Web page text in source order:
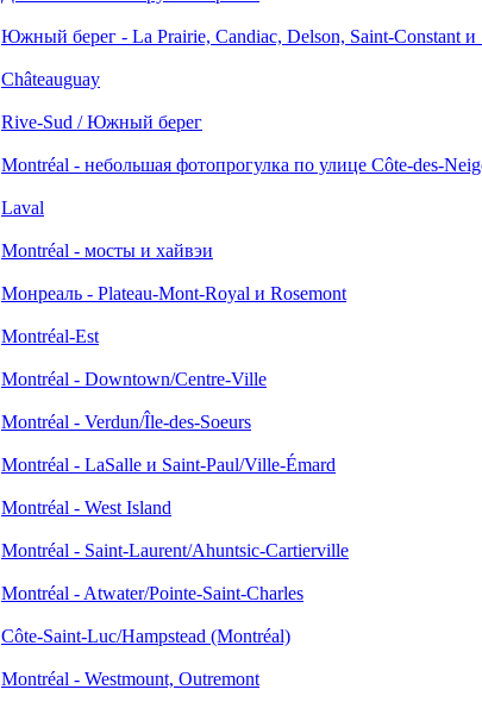
Южный берег - La Prairie, Candiac, Delson, Saint-Constant и
Châteauguay
Rive-Sud / Южный берег
Montréal - небольшая фотопрогулка по улице Côte-des-
Laval
Montréal - мосты и хайвэи
Монреаль - Plateau-Mont-Royal и Rosemont
Montréal-Est
Montréal - Downtown/Centre-Ville
Montréal - Verdun/Île-des-Soeurs
Montréal - LaSalle и Saint-Paul/Ville-Émard
Montréal - West Island
Montréal - Saint-Laurent/Ahuntsic-Cartierville
Montréal - Atwater/Pointe-Saint-Charles
Côte-Saint-Luc/Hampstead (Montréal)
Montréal - Westmount, Outremont